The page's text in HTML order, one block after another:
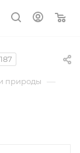
187
природы —